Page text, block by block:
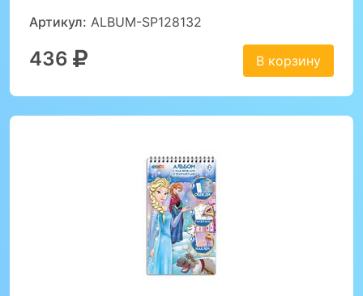
Артикул: ALBUM-SP128132
436 В корзину